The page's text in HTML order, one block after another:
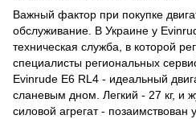
Важный фактор при покупке
обслуживание. В Украине у
техническая служба, в которой
специалисты региональных
Evinrude E6 RL4 - идеальный
сланевым дном. Легкий - 27 кг, и
силовой агрегат - позаимствован